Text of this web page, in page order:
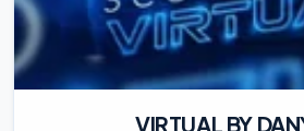
VIRTUAL BY